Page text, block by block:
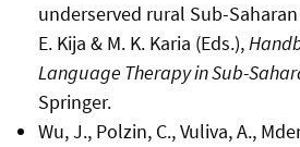
underserved rural Sub-
E. Kija & M. K. Karia (Eds.),
Language Therapy in Sub-
Springer.
Wu, J., Polzin, C., Vuliva, A.,